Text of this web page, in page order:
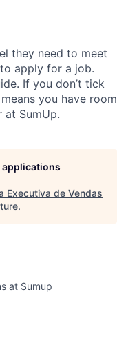
they need to meet
apply for a job.
If you don’t tick
you have room
at SumUp.
applications
Executiva de Vendas
.
at Sumup